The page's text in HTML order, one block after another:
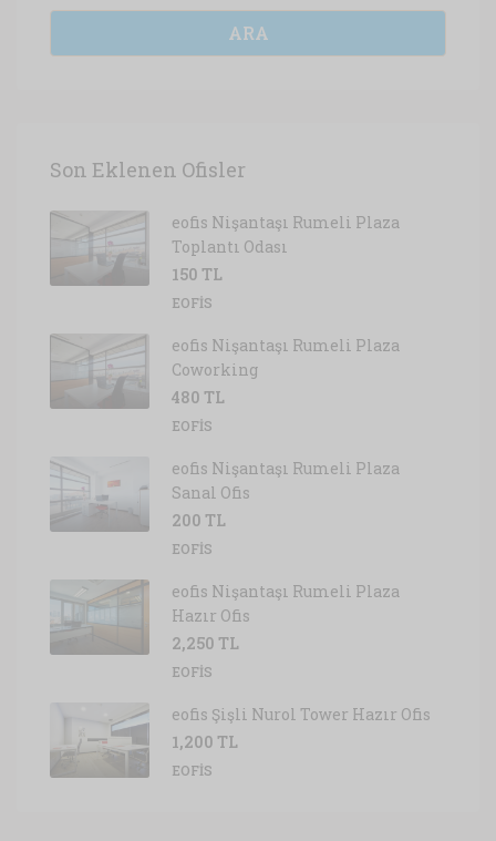
ARA
Son Eklenen Ofisler
eofis Nişantaşı Rumeli Plaza
Toplantı Odası
150 TL
EOFIS
eofis Nişantaşı Rumeli Plaza
Coworking
480 TL
EOFIS
eofis Nişantaşı Rumeli Plaza
Sanal Ofis
200 TL
EOFIS
eofis Nişantaşı Rumeli Plaza
Hazır Ofis
2,250 TL
EOFIS
eofis Şişli Nurol Tower Hazır Ofis
1,200 TL
EOFIS